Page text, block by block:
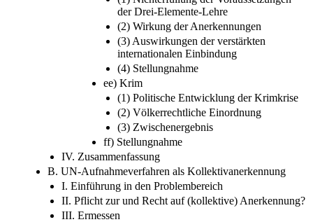
der Drei-Elemente-Lehre
(2) Wirkung der Anerkennungen
(3) Auswirkungen der verstärkten
internationalen Einbindung
(4) Stellungnahme
ee) Krim
(1) Politische Entwicklung der Krimkrise
(2) Völkerrechtliche Einordnung
(3) Zwischenergebnis
ff) Stellungnahme
IV. Zusammenfassung
B. UN-Aufnahmeverfahren als Kollektivanerkennung
I. Einführung in den Problembereich
II. Pflicht zur und Recht auf (kollektive) Anerkennung?
III. Ermessen